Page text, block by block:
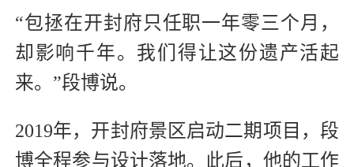
“包拯在开封府只任职一年零三个月，
却影响千年。我们得让这份遗产活起
来。”段博说。
2019年，开封府景区启动二期项目，段
博全程参与设计落地。此后，他的工作